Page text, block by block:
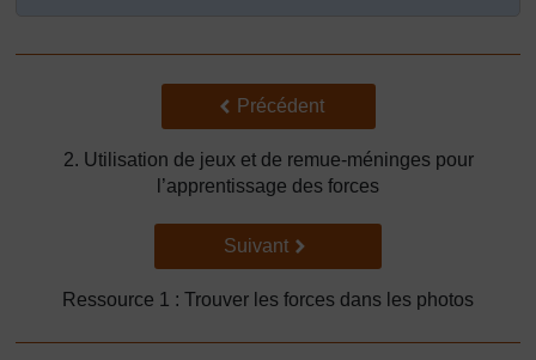
Précédent
Précédent
2. Utilisation de jeux et de remue-méninges pour
l’apprentissage des forces
Suivant
Suivant
Ressource 1 : Trouver les forces dans les photos